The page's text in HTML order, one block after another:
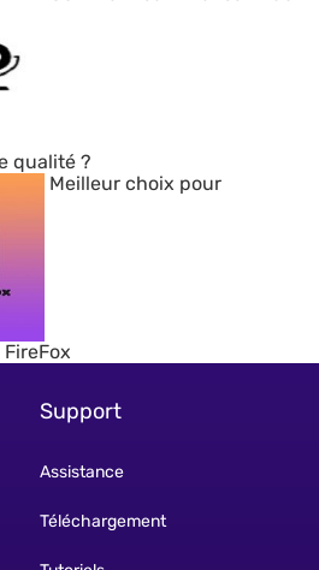
qualité ?
Meilleur choix pour
Support
Assistance
Téléchargement